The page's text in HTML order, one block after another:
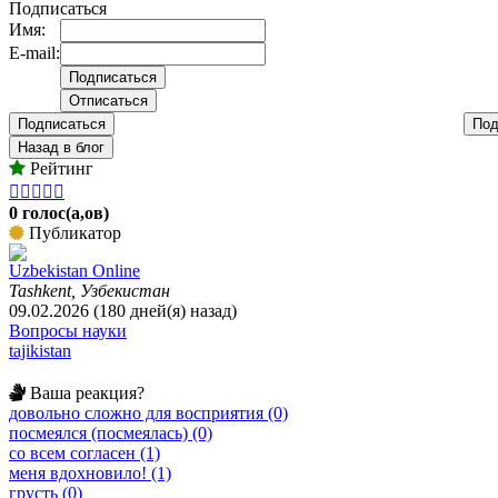
Подписаться
Имя:
E-mail:
Подписаться
Назад в блог
Рейтинг
    
0 голос(а,ов)
Публикатор
Uzbekistan Online
Tashkent, Узбекистан
09.02.2026 (180 дней(я) назад)
Вопросы науки
tajikistan
Ваша реакция?
довольно сложно для восприятия (0)
посмеялся (посмеялась) (0)
со всем согласен (1)
меня вдохновило! (1)
грусть (0)